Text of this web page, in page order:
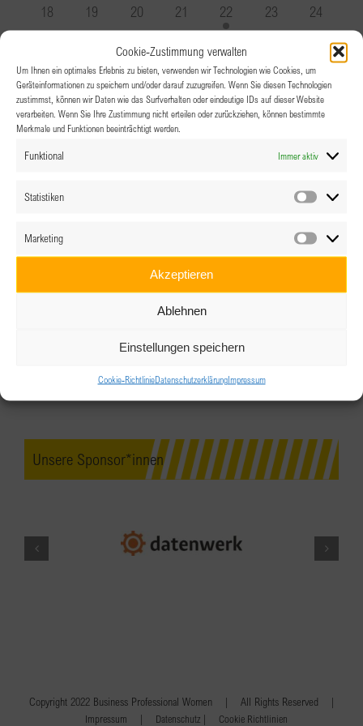
Cookie-Zustimmung verwalten
Um Ihnen ein optimales Erlebnis zu bieten, verwenden wir Technologien wie Cookies, um
Geräteinformationen zu speichern und/oder darauf zuzugreifen. Wenn Sie diesen Technologien
zustimmst, können wir Daten wie das Surfverhalten oder eindeutige IDs auf dieser Website
verarbeiten. Wenn Sie Ihre Zustimmung nicht erteilen oder zurückziehen, können bestimmte
Merkmale und Funktionen beeinträchtigt werden.
Funktional Immer aktiv
Statistiken
Marketing
Akzeptieren
Ablehnen
Einstellungen speichern
Cookie-RichtlinieDatenschutzerklärungImpressum
0
Veranstaltungen
18
0
Veranstaltungen
19
0
Veranstaltungen
20
0
Veranstaltungen
21
1
Veranstaltung
22
0
Veranstaltungen
23
0
24
VeranstaltungenVeranstaltungenVeranstaltungenVeranstaltungenVeranstaltungVeranstaltungen
Unsere Sponsor*innen
Copyright 2022 Business Professional Women | All Rights Reserved |
Impressum | Datenschutz | Cookie Richtlinien